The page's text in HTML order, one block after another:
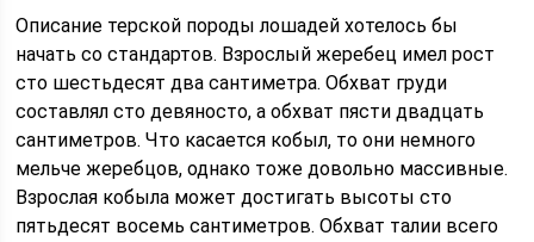
Описание терской породы лошадей хотелось бы
начать со стандартов. Взрослый жеребец имел рост
сто шестьдесят два сантиметра. Обхват груди
составлял сто девяносто, а обхват пясти двадцать
сантиметров. Что касается кобыл, то они немного
мельче жеребцов, однако тоже довольно массивные.
Взрослая кобыла может достигать высоты сто
пятьдесят восемь сантиметров. Обхват талии всего